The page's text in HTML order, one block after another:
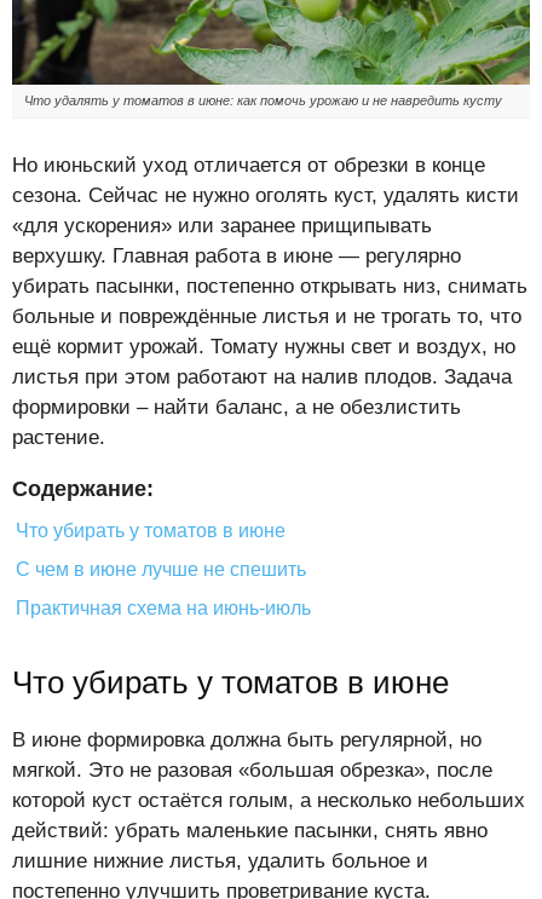
Что удалять у томатов в июне: как помочь урожаю и не навредить кусту
Но июньский уход отличается от обрезки в конце
сезона. Сейчас не нужно оголять куст, удалять кисти
«для ускорения» или заранее прищипывать
верхушку. Главная работа в июне — регулярно
убирать пасынки, постепенно открывать низ, снимать
больные и повреждённые листья и не трогать то, что
ещё кормит урожай. Томату нужны свет и воздух, но
листья при этом работают на налив плодов. Задача
формировки – найти баланс, а не обезлистить
растение.
Содержание:
Что убирать у томатов в июне
С чем в июне лучше не спешить
Практичная схема на июнь-июль
Что убирать у томатов в июне
В июне формировка должна быть регулярной, но
мягкой. Это не разовая «большая обрезка», после
которой куст остаётся голым, а несколько небольших
действий: убрать маленькие пасынки, снять явно
лишние нижние листья, удалить больное и
постепенно улучшить проветривание куста.